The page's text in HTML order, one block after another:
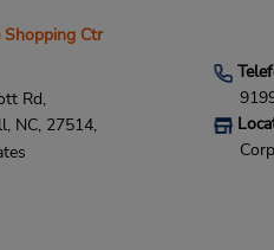
Ctr
Rd,
NC, 27514,